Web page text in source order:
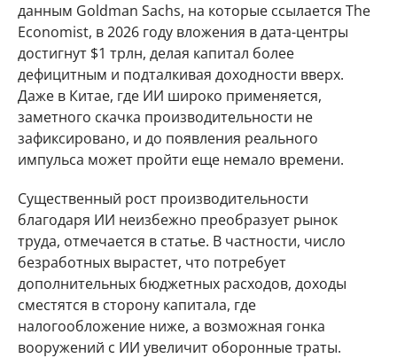
данным Goldman Sachs, на которые ссылается The
Economist, в 2026 году вложения в дата-центры
достигнут $1 трлн, делая капитал более
дефицитным и подталкивая доходности вверх.
Даже в Китае, где ИИ широко применяется,
заметного скачка производительности не
зафиксировано, и до появления реального
импульса может пройти еще немало времени.
Существенный рост производительности
благодаря ИИ неизбежно преобразует рынок
труда, отмечается в статье. В частности, число
безработных вырастет, что потребует
дополнительных бюджетных расходов, доходы
сместятся в сторону капитала, где
налогообложение ниже, а возможная гонка
вооружений с ИИ увеличит оборонные траты.